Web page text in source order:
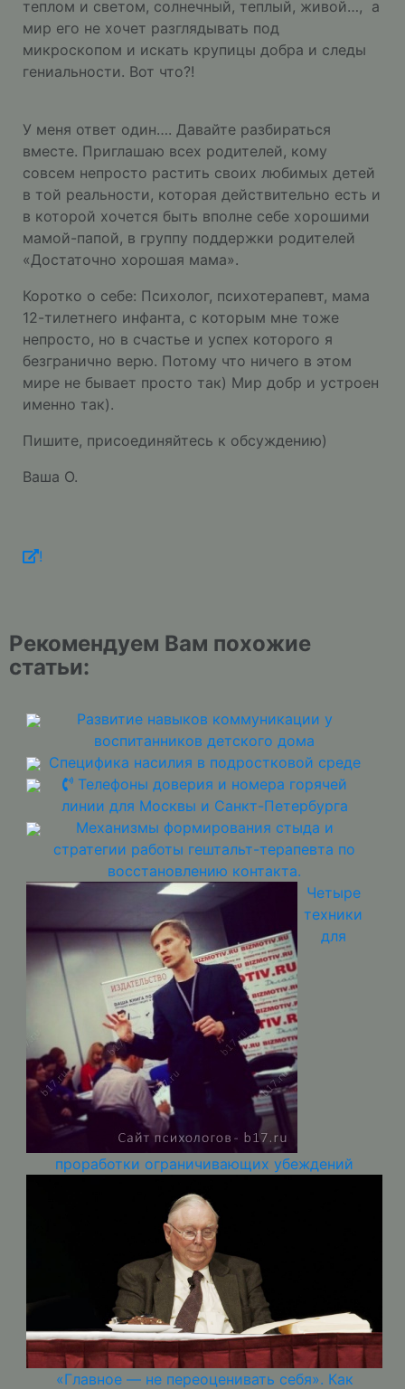
теплом и светом, солнечный, теплый, живой…, а
мир его не хочет разглядывать под
микроскопом и искать крупицы добра и следы
гениальности. Вот что?!
У меня ответ один…. Давайте разбираться
вместе. Приглашаю всех родителей, кому
совсем непросто растить своих любимых детей
в той реальности, которая действительно есть и
в которой хочется быть вполне себе хорошими
мамой-папой, в группу поддержки родителей
«Достаточно хорошая мама».
Коротко о себе: Психолог, психотерапевт, мама
12-тилетнего инфанта, с которым мне тоже
непросто, но в счастье и успех которого я
безгранично верю. Потому что ничего в этом
мире не бывает просто так) Мир добр и устроен
именно так).
Пишите, присоединяйтесь к обсуждению)
Ваша О.
!
Рекомендуем Вам похожие
статьи:
Развитие навыков коммуникации у
воспитанников детского дома
Специфика насилия в подростковой среде
Телефоны доверия и номера горячей
линии для Москвы и Санкт-Петербурга
Механизмы формирования стыда и
стратегии работы гештальт-терапевта по
восстановлению контакта.
Четыре
техники
для
проработки ограничивающих убеждений
«Главное — не переоценивать себя». Как